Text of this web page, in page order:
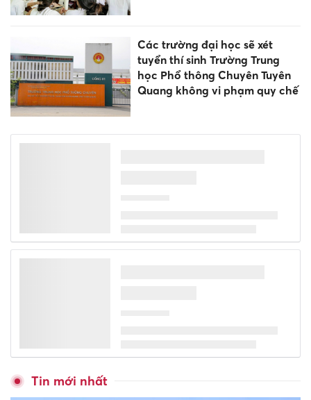
Các trường đại học sẽ xét
tuyển thí sinh Trường Trung
học Phổ thông Chuyên Tuyên
Quang không vi phạm quy chế
Tin mới nhất